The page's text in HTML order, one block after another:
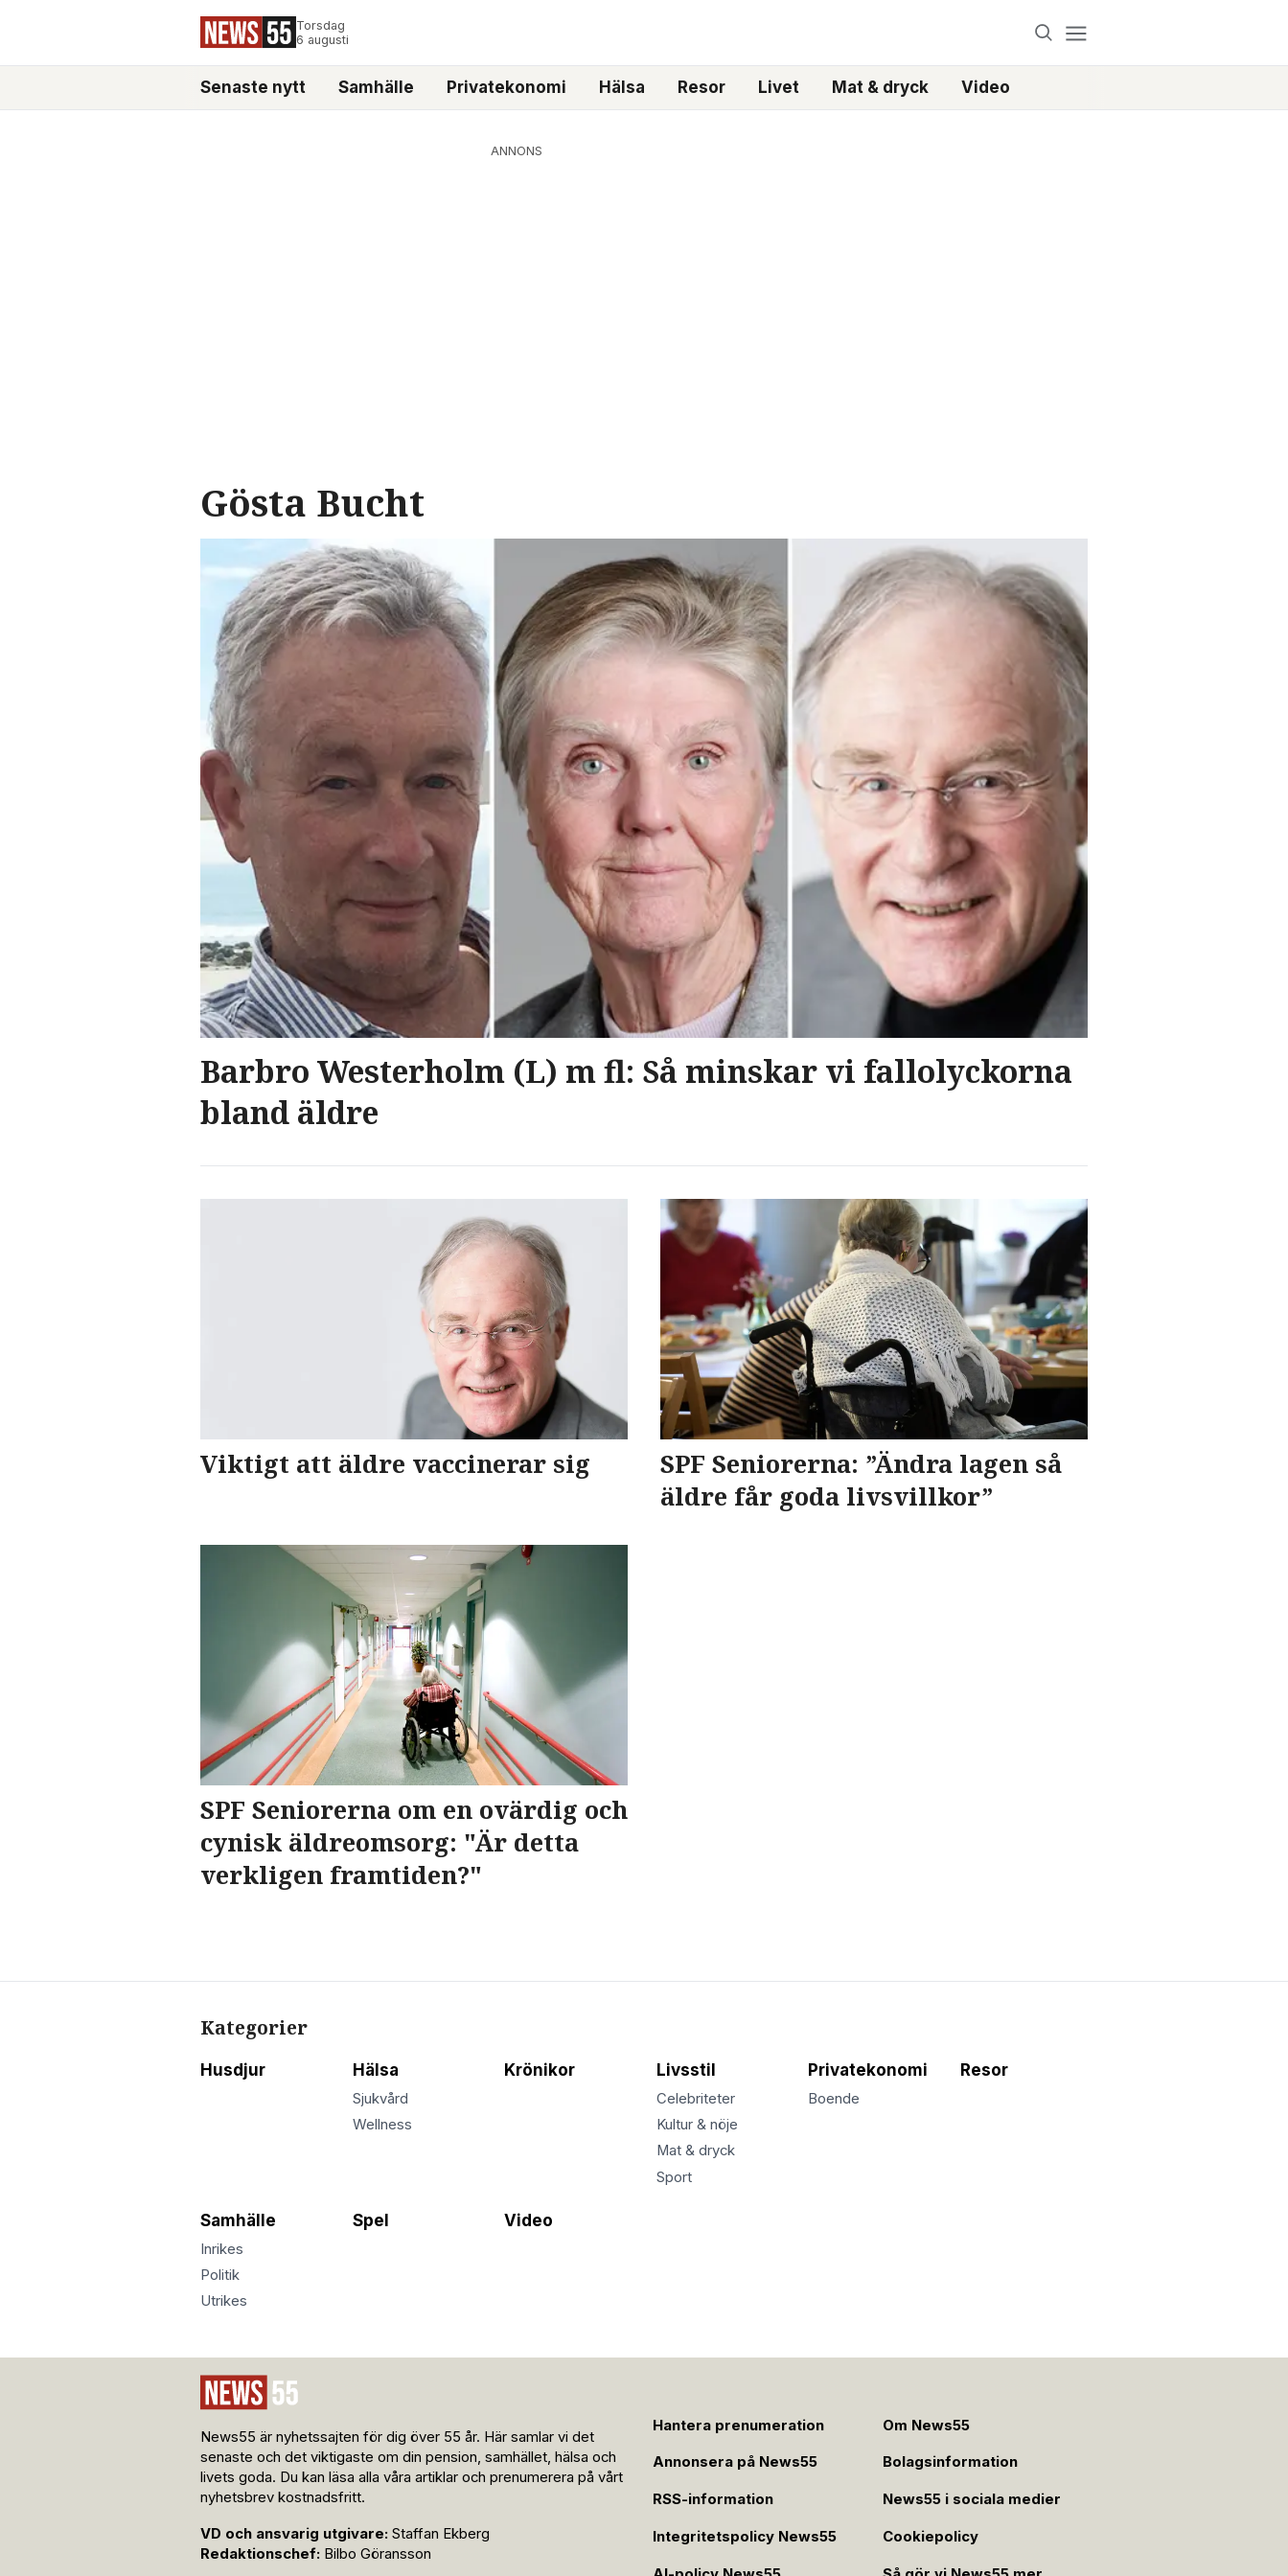
Torsdag
6 augusti
Senaste nytt Samhälle Privatekonomi Hälsa Resor Livet Mat & dryck Video
ANNONS
Gösta Bucht
Barbro Westerholm (L) m fl: Så minskar vi fallolyckorna
bland äldre
Viktigt att äldre vaccinerar sig
SPF Seniorerna: ”Ändra lagen så
äldre får goda livsvillkor”
SPF Seniorerna om en ovärdig och
cynisk äldreomsorg: "Är detta
verkligen framtiden?"
Kategorier
Husdjur Hälsa
Sjukvård
Wellness
Krönikor Livsstil
Celebriteter
Kultur & nöje
Mat & dryck
Sport
Privatekonomi
Boende
Resor
Samhälle
Inrikes
Politik
Utrikes
Spel Video
News55 är nyhetssajten för dig över 55 år. Här samlar vi det
senaste och det viktigaste om din pension, samhället, hälsa och
livets goda. Du kan läsa alla våra artiklar och prenumerera på vårt
nyhetsbrev kostnadsfritt.
VD och ansvarig utgivare: Staffan Ekberg
Redaktionschef: Bilbo Göransson
Hantera prenumeration Om News55
Annonsera på News55 Bolagsinformation
RSS-information News55 i sociala medier
Integritetspolicy News55 Cookiepolicy